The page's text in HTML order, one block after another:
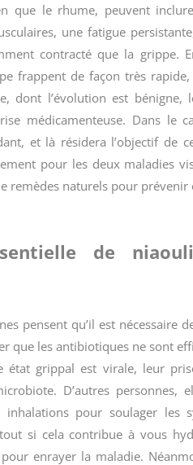
que le rhume, peuvent
une fatigue
contracté que la grippe.
frappent de façon très
dont l’évolution est bénigne,
médicamenteuse. Dans
et là résidera l’objectif
pour les deux maladies
remèdes naturels pour
de
pensent qu’il est
que les antibiotiques ne sont
état grippal est virale, leur
D’autres
pour soulager les
si cela contribue à vous
enrayer la maladie.